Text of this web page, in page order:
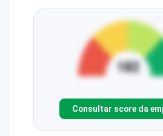
Consultar score da